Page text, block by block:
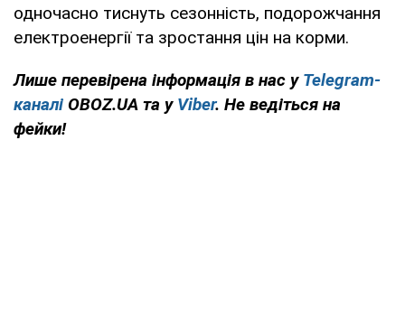
одночасно тиснуть сезонність, подорожчання
електроенергії та зростання цін на корми.
Лише перевірена інформація в нас у Telegram-
каналі OBOZ.UA та у Viber. Не ведіться на
фейки!